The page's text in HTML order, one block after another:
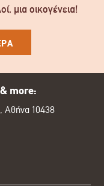
μια οικογένεια!
more:
Αθήνα 10438